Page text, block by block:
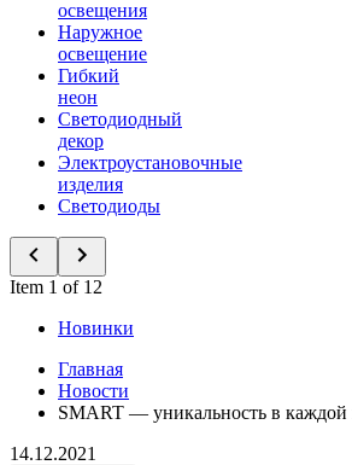
освещения
Наружное
освещение
Гибкий
неон
Светодиодный
декор
Электроустановочные
изделия
Светодиоды
Item 1 of 12
Новинки
Главная
Новости
SMART — уникальность в каждой
14.12.2021